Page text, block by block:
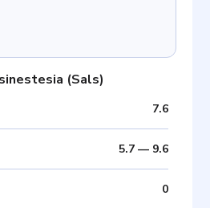
(Sals)
7.6
5.7— 9.6
0